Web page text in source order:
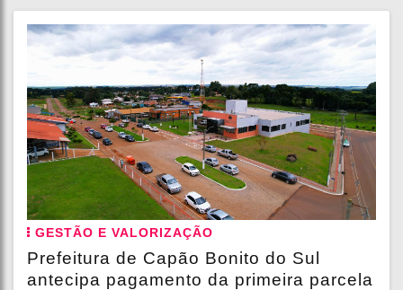
GESTÃO E VALORIZAÇÃO
Prefeitura de Capão Bonito do Sul
antecipa pagamento da primeira parcela